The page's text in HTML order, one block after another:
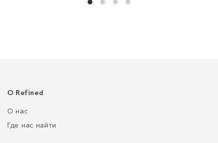
О Refined
О нас
Где нас найти